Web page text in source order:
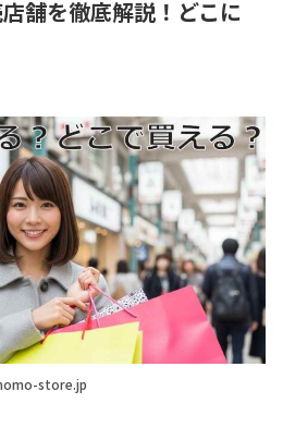
舗を徹底解説！どこに
store.jp